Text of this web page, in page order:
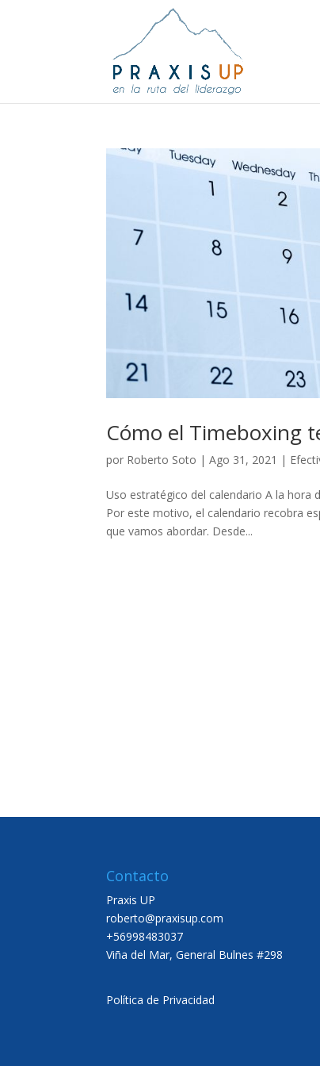
Cómo el Timeboxing
por Roberto Soto |Ago 31, 2021 |
Uso estratégico del calendario A la hora
Por este motivo, el calendario recobra
que vamos abordar. Desde...
Contacto
Praxis UP
roberto@praxisup.com
+56998483037
Viña del Mar, General Bulnes #298
Política de Privacidad